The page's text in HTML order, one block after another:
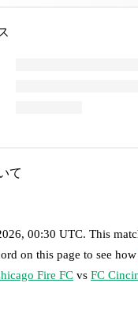
て
00:30 UTC. This
on this page to see how
Fire FC vs FC